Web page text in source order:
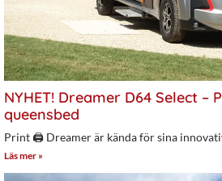
NYHET! Dreamer D64 Select –
queensbed
Print 🖨 Dreamer är kända för sina
Läs mer »